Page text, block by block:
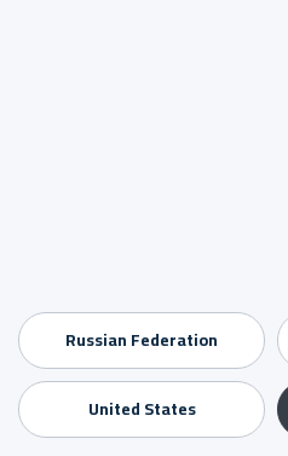
Russian Federation
United States